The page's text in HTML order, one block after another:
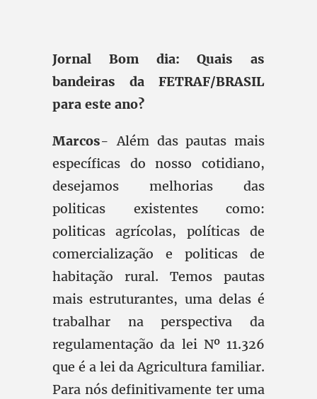
Jornal Bom dia: Quais as
bandeiras da FETRAF/BRASIL
para este ano?
Marcos- Além das pautas mais
específicas do nosso cotidiano,
desejamos melhorias das
politicas existentes como:
politicas agrícolas, políticas de
comercialização e politicas de
habitação rural. Temos pautas
mais estruturantes, uma delas é
trabalhar na perspectiva da
regulamentação da lei Nº 11.326
que é a lei da Agricultura familiar.
Para nós definitivamente ter uma